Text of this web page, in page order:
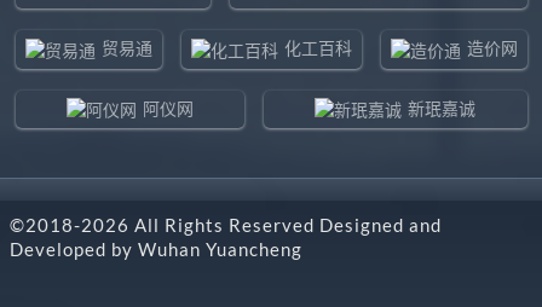
贸易通 化工百科 造价网
阿仪网 新珉嘉诚
东北制造网 药智通
©2018-2026 All Rights Reserved Designed and
Developed by Wuhan Yuancheng